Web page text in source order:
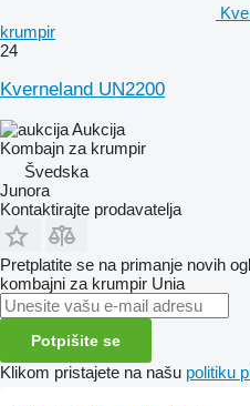
krumpir
24
Kverneland UN2200
Aukcija
Kombajn za krumpir
Švedska
Junora
Kontaktirajte prodavatelja
Pretplatite se na primanje novih
kombajni za krumpir Unia
Potpišite se
Klikom pristajete na našu politiku